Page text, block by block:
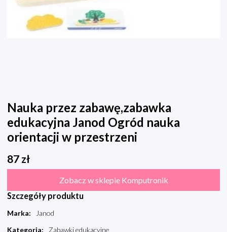
Nauka przez zabawę,zabawka
edukacyjna Janod Ogród nauka
orientacji w przestrzeni
87 zł
Zobacz w sklepie Komputronik
Szczegóły produktu
Marka:
Janod
Kategoria:
Zabawki edukacyjne